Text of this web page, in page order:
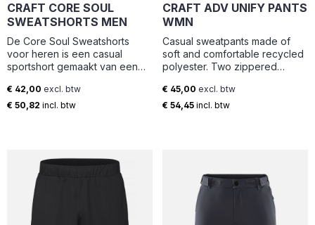
CRAFT CORE SOUL
SWEATSHORTS MEN
De Core Soul Sweatshorts
voor heren is een casual
sportshort gemaakt van een
katoen-polyester mix. Dit
soepele en eigentijdse
feel. Aan de linkerzijde zit
tevens een Craft logo. De
broek is een geweldige keuze
voor de meeste dagelijkse
activiteiten.
Normale prijs:
€ 42,00 excl. btw
€ 50,82 incl. btw
CRAFT ADV UNIFY PANTS
WMN
Casual sweatpants made of
soft and comfortable recycled
polyester. Two zippered
and comfortable recycled
polyester with cotton feel•Two
Normale prijs:
€ 45,00 excl. btw
€ 54,45 incl. btw